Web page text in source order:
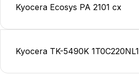
Kyocera Ecosys PA 2101 cx
Kyocera TK-5490K 1T0C220NL1